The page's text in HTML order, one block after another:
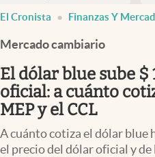
Finanzas y Mercados
Mercados Online
Negocios
Columnistas
Apertura
El Cronista Finanzas Y
Mercado cambiario
El dólar blue sube $
oficial: a cuánto
MEP y el CCL
A cuánto cotiza el dólar blue
el precio del dólar oficial y